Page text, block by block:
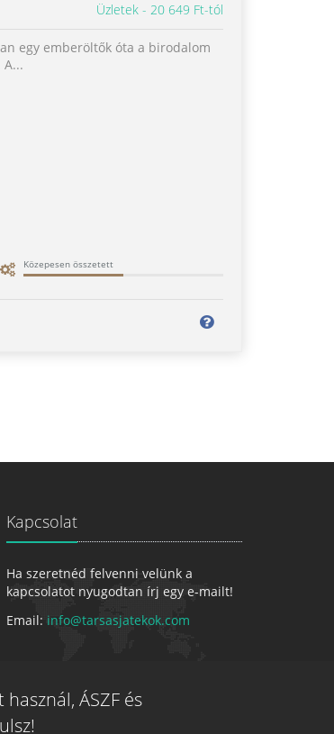
Üzletek 20 649 Ft-tól
egy emberöltők óta a birodalom
Közepesen összetett
Kapcsolat
Ha szeretnéd felvenni velünk a
kapcsolatot nyugodtan írj egy e-mailt!
Email: info@tarsasjatekok.com
ÁSZF és